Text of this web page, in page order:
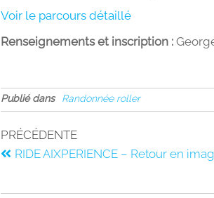
Voir le parcours détaillé
Renseignements et inscription :
Publié dans Randonnée roller
PRÉCÉDENTE
RIDE AIXPERIENCE – Retour en